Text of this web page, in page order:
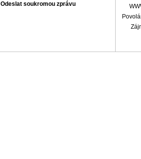
Odeslat soukromou zprávu